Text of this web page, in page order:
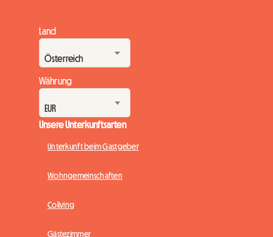
Land
Währung
Unsere Unterkunftsarten
Unterkunft beim Gastgeber
Wohngemeinschaften
Coliving
Gästezimmer